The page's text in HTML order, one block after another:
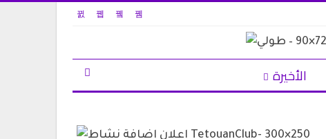
الأخيرة